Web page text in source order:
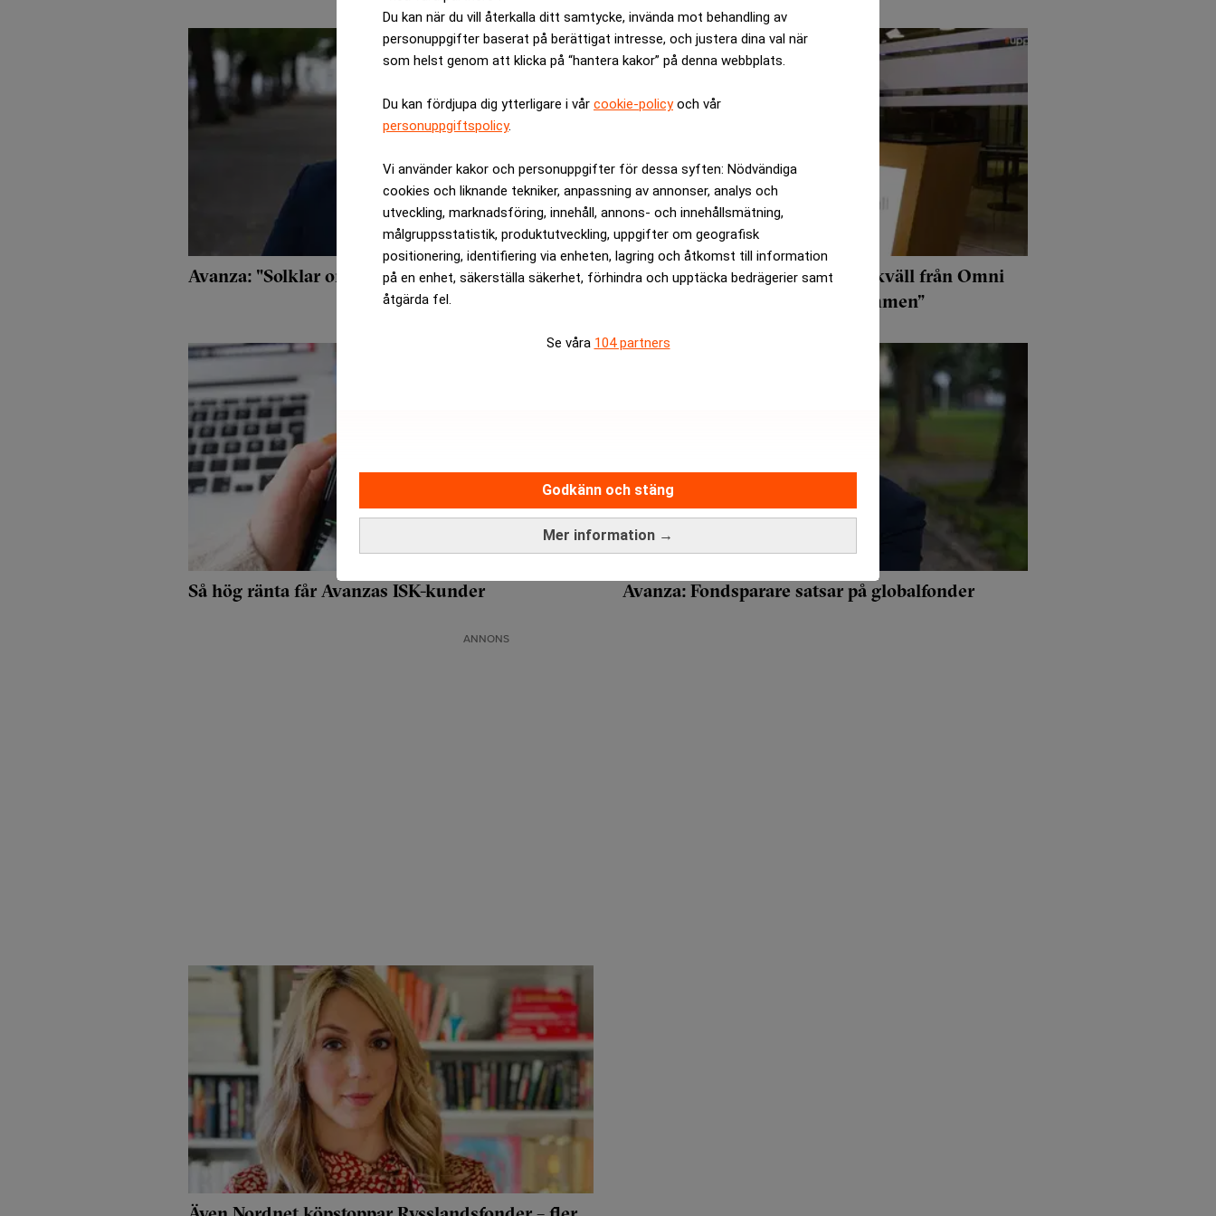
Du kan när du vill återkalla ditt samtycke, invända mot behandling av
personuppgifter baserat på berättigat intresse, och justera dina val när
som helst genom att klicka på “hantera kakor” på denna webbplats.
Du kan fördjupa dig ytterligare i vår cookie-policyoch vår
personuppgiftspolicy.
Vi använder kakor och personuppgifter för dessa syften: Nödvändiga
cookies och liknande tekniker, anpassning av annonser, analys och
utveckling, marknadsföring, innehåll, annons- och innehållsmätning,
målgruppsstatistik, produktutveckling, uppgifter om geografisk
positionering, identifiering via enheten, lagring och åtkomst till information
på en enhet, säkerställa säkerhet, förhindra och upptäcka bedrägerier samt
åtgärda fel.
Se våra 104 partners
Mer information →
Godkänn och stäng
Avanza: "Solklar omvänd bankrun"
Sparprofiler tar över Uppesittarkväll från Omni
Ekonomi: ”De drog åt svångremmen”
Så hög ränta får Avanzas ISK-kunder Avanza: Fondsparare satsar på globalfonder
ANNONS